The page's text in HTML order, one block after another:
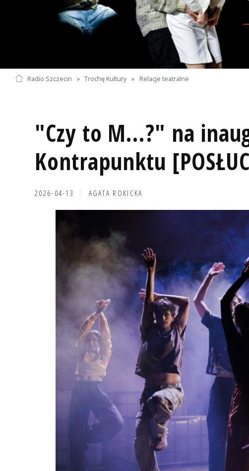
Radio Szczecin » Trochę Kultury » Relacje teatralne
"Czy to M…?" na
Kontrapunktu
2026-04-13 AGATA ROKICKA